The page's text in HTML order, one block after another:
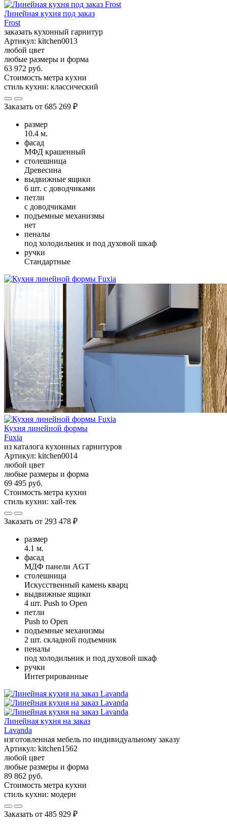
Линейная кухня под заказ
Frost
заказать кухонный гарнитур
Артикул: kitchen0013
любой цвет
любые размеры и форма
63 972 руб.
Стоимость метра кухни
стиль кухни: классический
Заказать от 685 269 ₽
размер
10.4 м.
фасад
МФД крашенный
столешница
Древесина
выдвижные ящики
6 шт. с доводчиками
петли
с доводчиками
подъемные механизмы
нет
пеналы
под холодильник и под духовой шкаф
ручки
Стандартные
Кухня линейной формы
Fuxia
из каталога кухонных гарнитуров
Артикул: kitchen0014
любой цвет
любые размеры и форма
69 495 руб.
Стоимость метра кухни
стиль кухни: хай-тек
Заказать от 293 478 ₽
размер
4.1 м.
фасад
МДФ панели AGT
столешница
Искусственный камень кварц
выдвижные ящики
4 шт. Push to Open
петли
Push to Open
подъемные механизмы
2 шт. складной подъемник
пеналы
под холодильник и под духовой шкаф
ручки
Интегрированные
Линейная кухня на заказ
Lavanda
изготовленная мебель по индивидуальному заказу
Артикул: kitchen1562
любой цвет
любые размеры и форма
89 862 руб.
Стоимость метра кухни
стиль кухни: модерн
Заказать от 485 929 ₽